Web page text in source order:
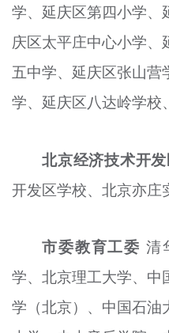
学、延庆区第四小学、
庆区太平庄中心小学
五中学、延庆区张山
学、延庆区八达岭学校
北京经济技术开
开发区学校、北京亦庄
市委教育工委 清
学、北京理工大学、中
学（北京）、中国石油